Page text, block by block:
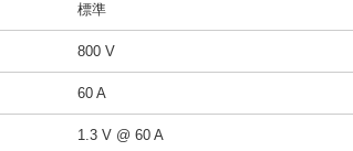
標準
800 V
60 A
1.3 V @ 60 A